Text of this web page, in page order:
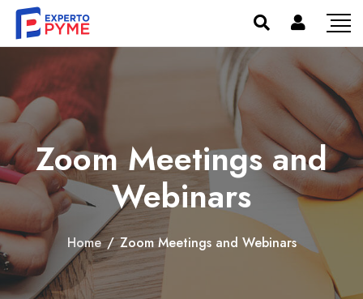
Zoom Meetings and
Webinars
Home / Zoom Meetings and Webinars